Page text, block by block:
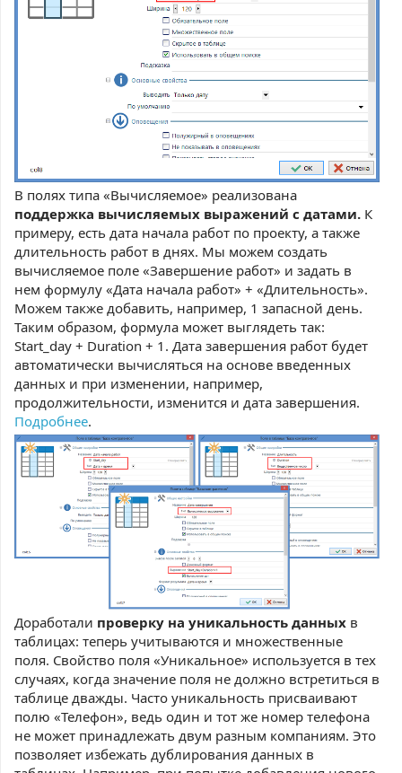
В полях типа «Вычисляемое» реализована
поддержка вычисляемых выражений с датами. К
примеру, есть дата начала работ по проекту, а также
длительность работ в днях. Мы можем создать
вычисляемое поле «Завершение работ» и задать в
нем формулу «Дата начала работ» + «Длительность».
Можем также добавить, например, 1 запасной день.
Таким образом, формула может выглядеть так:
Start_day + Duration + 1. Дата завершения работ будет
автоматически вычисляться на основе введенных
данных и при изменении, например,
продолжительности, изменится и дата завершения.
Подробнее.
Доработали проверку на уникальность данных в
таблицах: теперь учитываются и множественные
поля. Свойство поля «Уникальное» используется в тех
случаях, когда значение поля не должно встретиться в
таблице дважды. Часто уникальность присваивают
полю «Телефон», ведь один и тот же номер телефона
не может принадлежать двум разным компаниям. Это
позволяет избежать дублирования данных в